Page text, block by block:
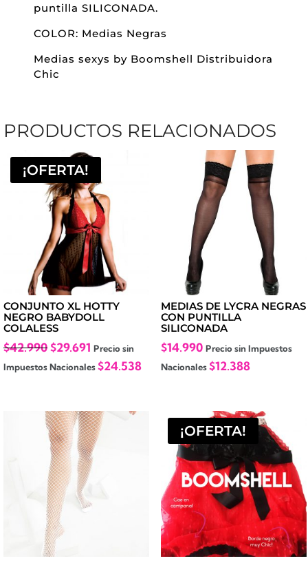
puntilla SILICONADA.
COLOR: Medias Negras
Medias sexys by Boomshell Distribuidora
Chic
PRODUCTOS RELACIONADOS
¡OFERTA!
CONJUNTO XL HOTTY
NEGRO BABYDOLL
COLALESS
$42.990El
precio
$42.990.
$29.691 El
precio
$29.691.
Precio sin
Impuestos Nacionales$24.538
MEDIAS DE LYCRA NEGRAS
CON PUNTILLA
SILICONADA
$14.990 Precio sin Impuestos
Nacionales$12.388
¡OFERTA!